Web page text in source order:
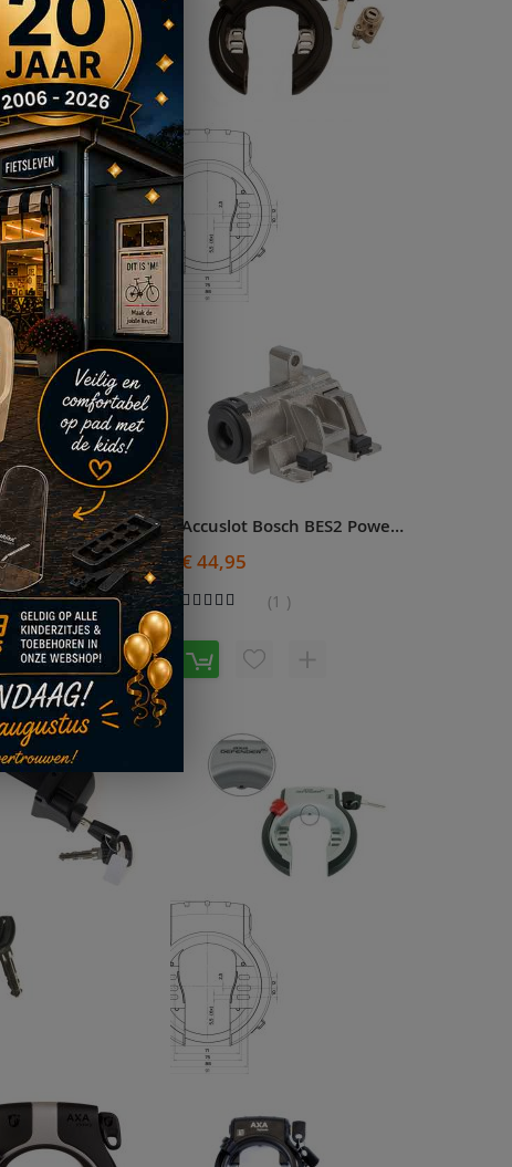
VOEG
TOE
AAN
VERLANGLIJST
TOEVOEGEN
OM
TE
VERGELIJKEN
VOEG TOEVOEGEN
OM
Slot + accuslot Shimano STEPS Axa Defender BAGAGEDRAGERACCU - 475408000
VOEG
TOE
AAN
VERLANGLIJST
TOEVOEGEN
OM
TE
VERGELIJKEN
VOEG
TOE
VERLANGLIJST
TOEVOEGEN
OM
TE
VERGELIJKEN
Accuslot Bosch BES3 PowerTube Smart System - 2123673
VOEG TOEVOEGEN
OM
Accuslot Bosch BES2 PowerPack frameaccu (niet voor PowerTube) - 2124129
€ 44,95
Waardering:1
VOEG
AAN
VERLANGLIJST
TOEVOEGEN
€ 41,95